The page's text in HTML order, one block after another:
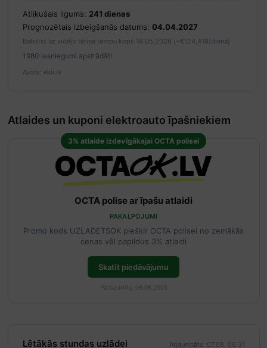
Atlikušais ilgums: 241 dienas
Prognozētais izbeigšanās datums: 04.04.2027
Balstīts uz vidējo tēriņa tempu kopš 18.05.2026 (~€124,418/dienā)
1980 iesniegumi apstrādāti
Avots: ekii.lv
Atlaides un kuponi elektroauto īpašniekiem
3% atlaide izdevīgākajai OCTA polisei
OCTA polise ar īpašu atlaidi
PAKALPOJUMI
Promo kods UZLADETSOK piešķir OCTA polisei no zemākās
cenas vēl papildus 3% atlaidi
Skatīt piedāvājumu
Pārbaudīts: 06.08.2026
Lētākās stundas uzlādei Atjaunināts: 07.08. 06:31